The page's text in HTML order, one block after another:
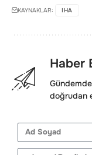
KAYNAKLAR: IHA
Haber
doğrudan